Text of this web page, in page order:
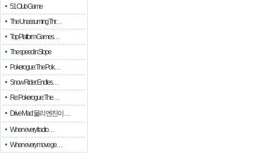
51 Club Game
The Unassuming Thr…
Top Platform Games…
The speed in Slope
Pokerogue: The Pok…
Snow Rider: Endles…
Re: Pokerogue: The…
Drive Mad: 물리 엔진이 …
When every fractio…
When every move ge…